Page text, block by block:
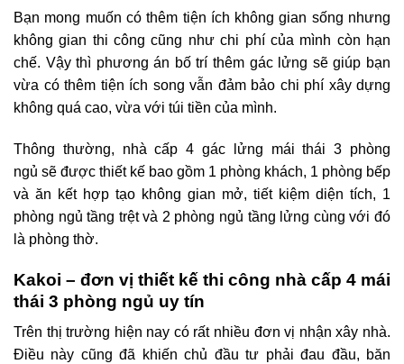
Bạn mong muốn có thêm tiện ích không gian sống nhưng
không gian thi công cũng như chi phí của mình còn hạn
chế. Vậy thì phương án bố trí thêm gác lửng sẽ giúp bạn
vừa có thêm tiện ích song vẫn đảm bảo chi phí xây dựng
không quá cao, vừa với túi tiền của mình.
Thông thường, nhà cấp 4 gác lửng mái thái 3 phòng
ngủ sẽ được thiết kế bao gồm 1 phòng khách, 1 phòng bếp
và ăn kết hợp tạo không gian mở, tiết kiệm diện tích, 1
phòng ngủ tầng trệt và 2 phòng ngủ tầng lửng cùng với đó
là phòng thờ.
Kakoi – đơn vị thiết kế thi công nhà cấp 4 mái
thái 3 phòng ngủ uy tín
Trên thị trường hiện nay có rất nhiều đơn vị nhận xây nhà.
Điều này cũng đã khiến chủ đầu tư phải đau đầu, băn